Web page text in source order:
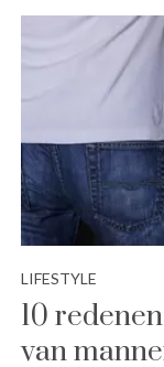
LIFESTYLE
10
van